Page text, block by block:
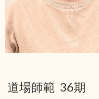
道場師範 36期